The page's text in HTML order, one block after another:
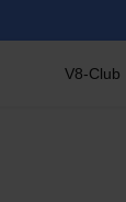
V8-Club